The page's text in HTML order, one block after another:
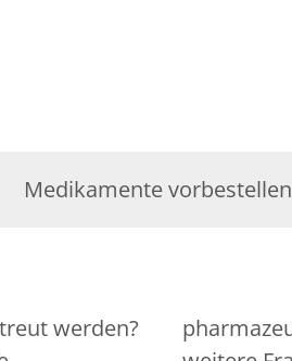
Medikamente vorbestellen
werden?
haben noch